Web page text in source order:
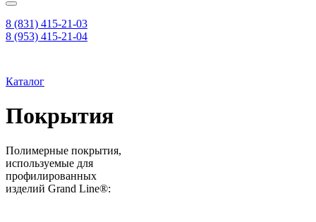
8 (831) 415-21-03
8 (953) 415-21-04
Каталог
Покрытия
Полимерные покрытия,
используемые для
профилированных
изделий Grand Line®: